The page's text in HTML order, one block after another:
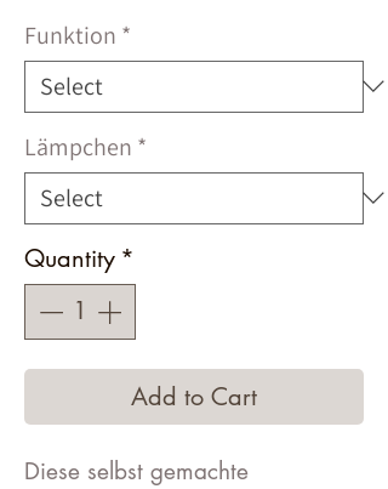
Funktion *
Lämpchen *
Quantity *
Add to Cart
Diese selbst gemachte